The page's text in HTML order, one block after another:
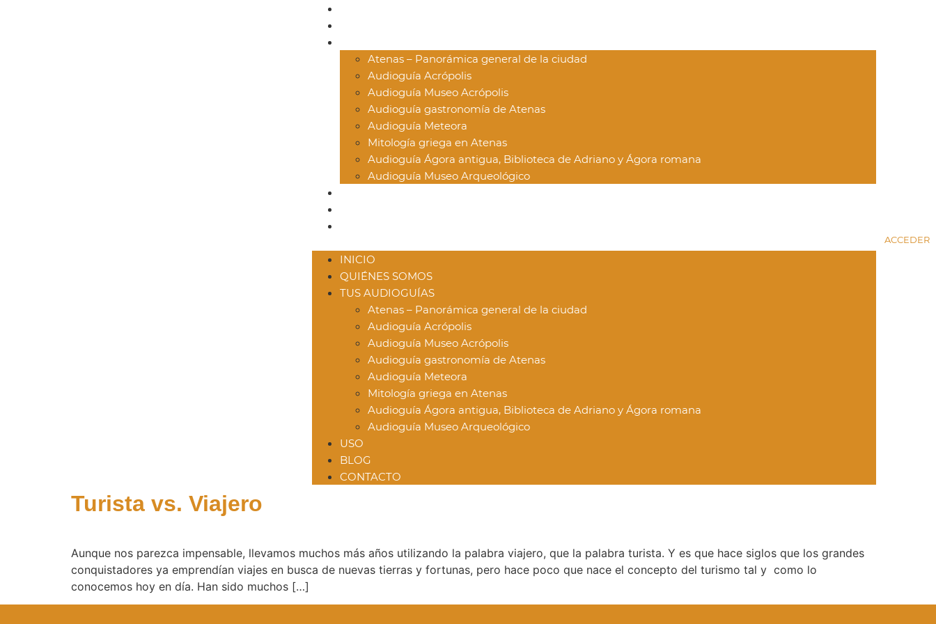
Atenas – Panorámica general de la ciudad
Audioguía Acrópolis
Audioguía Museo Acrópolis
Audioguía gastronomía de Atenas
Audioguía Meteora
Mitología griega en Atenas
Audioguía Ágora antigua, Biblioteca de Adriano y Ágora romana
Audioguía Museo Arqueológico
INICIO
QUIÉNES SOMOS
TUS AUDIOGUÍAS
Atenas – Panorámica general de la ciudad
Audioguía Acrópolis
Audioguía Museo Acrópolis
Audioguía gastronomía de Atenas
Audioguía Meteora
Mitología griega en Atenas
Audioguía Ágora antigua, Biblioteca de Adriano y Ágora romana
Audioguía Museo Arqueológico
USO
BLOG
CONTACTO
ACCEDER
Turista vs. Viajero
Aunque nos parezca impensable, llevamos muchos más años utilizando la palabra viajero, que la palabra turista. Y es que hace siglos que los grandes
conquistadores ya emprendían viajes en busca de nuevas tierras y fortunas, pero hace poco que nace el concepto del turismo tal y como lo
conocemos hoy en día. Han sido muchos […]